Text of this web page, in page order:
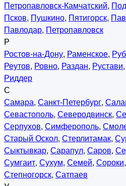
Петропавловск-Камчатский,
Псков, Пушкино, Пятигорск,
Павлодар, Петропавловск
Р
Ростов-на-Дону, Раменское,
Реутов, Ровно, Раздан, Рустави,
Риддер
С
Самара, Санкт-Петербург,
Севастополь, Северодвинск,
Серпухов, Симферополь,
Старый Оскол, Стерлитамак,
Сыктывкар, Сарапул, Саров,
Сумгаит, Сухум, Семей, Сороки,
Степногорск, Сатпаев